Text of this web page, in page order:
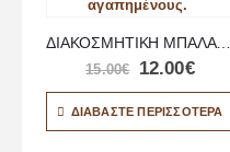
ΔΙΑΚΟΣΜΗΤΙΚΗ ΜΠΑΛΑ ΤΑ ΠΡΩΤΑ ΜΟΥ ΧΡΙΣΤΟΥΓΕΝΝΑ
15.00€ 12.00€
ΔΙΑΒΆΣΤΕ ΠΕΡΙΣΣΌΤΕΡΑ